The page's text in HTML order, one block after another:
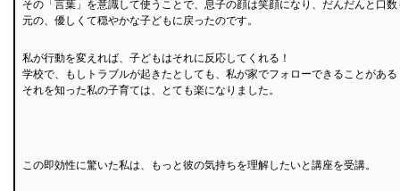
その「言葉」を意識して使うことで、息子の顔は笑顔になり、だんだんと口
元の、優しくて穏やかな子どもに戻ったのです。
私が行動を変えれば、子どもはそれに反応してくれる！
学校で、もしトラブルが起きたとしても、私が家でフォローできることがある
それを知った私の子育ては、とても楽になりました。
この即効性に驚いた私は、もっと彼の気持ちを理解したいと講座を受講。